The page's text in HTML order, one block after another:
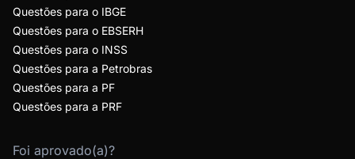
Questões para o IBGE
Questões para o EBSERH
Questões para o INSS
Questões para a Petrobras
Questões para a PF
Questões para a PRF
Foi aprovado(a)?